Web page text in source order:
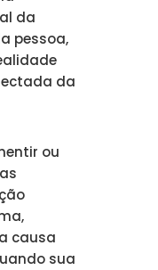
da
pessoa,
da
ou
causa
sua